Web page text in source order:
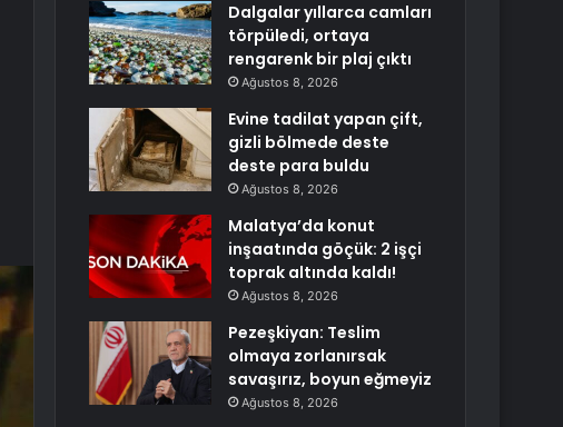
Dalgalar yıllarca camları
törpüledi, ortaya
rengarenk bir plaj çıktı
Ağustos 8, 2026
Evine tadilat yapan çift,
gizli bölmede deste
deste para buldu
Ağustos 8, 2026
Malatya’da konut
inşaatında göçük: 2 işçi
toprak altında kaldı!
Ağustos 8, 2026
Pezeşkiyan: Teslim
olmaya zorlanırsak
savaşırız, boyun eğmeyiz
Ağustos 8, 2026